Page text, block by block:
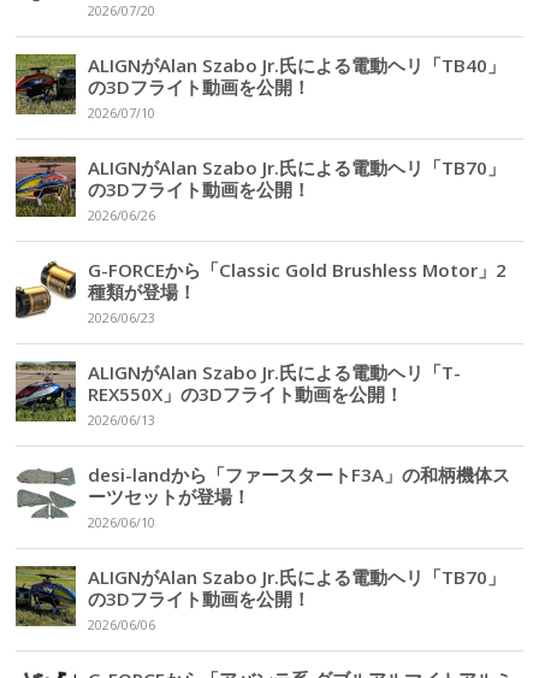
2026/07/20
ALIGNがAlan Szabo Jr.氏による電動ヘリ「TB40」
の3Dフライト動画を公開！
2026/07/10
ALIGNがAlan Szabo Jr.氏による電動ヘリ「TB70」
の3Dフライト動画を公開！
2026/06/26
G-FORCEから「Classic Gold Brushless Motor」2
種類が登場！
2026/06/23
ALIGNがAlan Szabo Jr.氏による電動ヘリ「T-
REX550X」の3Dフライト動画を公開！
2026/06/13
desi-landから「ファースタートF3A」の和柄機体ス
ーツセットが登場！
2026/06/10
ALIGNがAlan Szabo Jr.氏による電動ヘリ「TB70」
の3Dフライト動画を公開！
2026/06/06